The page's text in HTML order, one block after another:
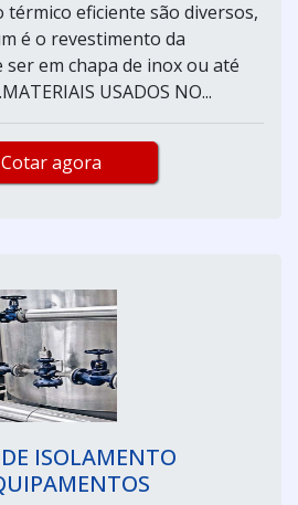
eficiente são diversos,
é o revestimento da
em chapa de inox ou até
USADOS NO...
Cotar agora
ISOLAMENTO